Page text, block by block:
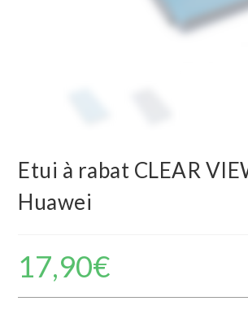
Etui à rabat CLEAR
Huawei
17,90€